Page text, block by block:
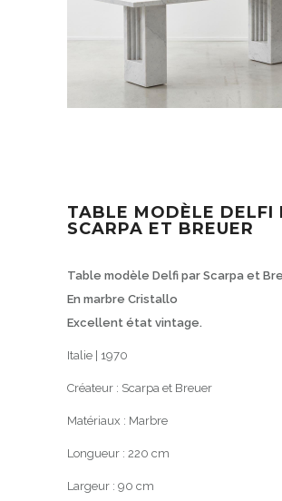
TABLE MODÈLE DELFI
SCARPA ET BREUER
Table modèle Delfi par Scarpa et
En marbre Cristallo
Excellent état vintage.
Italie | 1970
Créateur : Scarpa et Breuer
Matériaux : Marbre
Longueur : 220 cm
Largeur : 90 cm